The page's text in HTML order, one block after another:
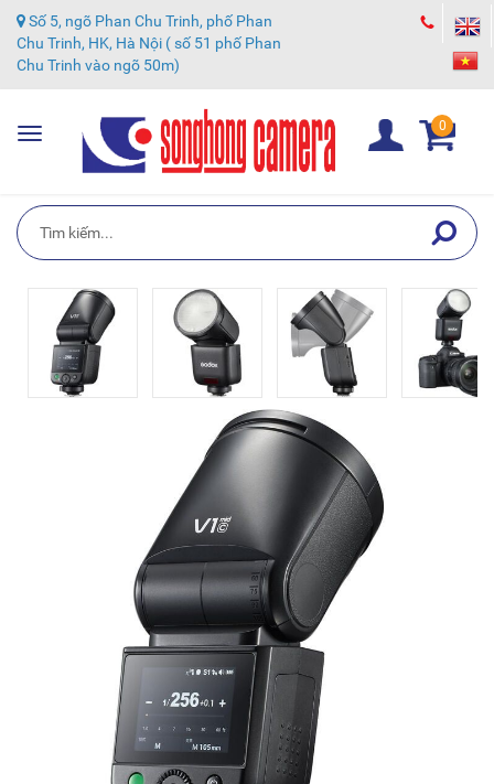
Số 5, ngõ Phan Chu Trinh, phố Phan
Chu Trinh, HK, Hà Nội ( số 51 phố Phan
Chu Trinh vào ngõ 50m)
Toggle
navigation
0